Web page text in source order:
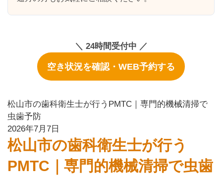
＼ 24時間受付中 ／
空き状況を確認・WEB予約する
松山市の歯科衛生士が行うPMTC｜専門的機械清掃で
虫歯予防
2026年7月7日
松山市の歯科衛生士が行う
PMTC｜専門的機械清掃で虫歯